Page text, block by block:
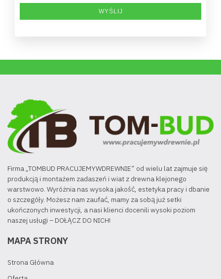
Firma „TOMBUD PRACUJEMYWDREWNIE” od wielu lat zajmuje się
produkcją i montażem zadaszeń i wiat z drewna klejonego
warstwowo. Wyróżnia nas wysoka jakość, estetyka pracy i dbanie
o szczegóły. Możesz nam zaufać, mamy za sobą już setki
ukończonych inwestycji, a nasi klienci docenili wysoki poziom
naszej usługi – DOŁĄCZ DO NICH!
MAPA STRONY
Strona Główna